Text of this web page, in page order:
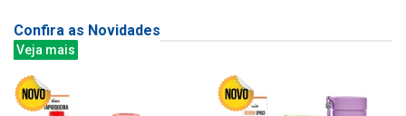
Confira as Novidades
Veja mais